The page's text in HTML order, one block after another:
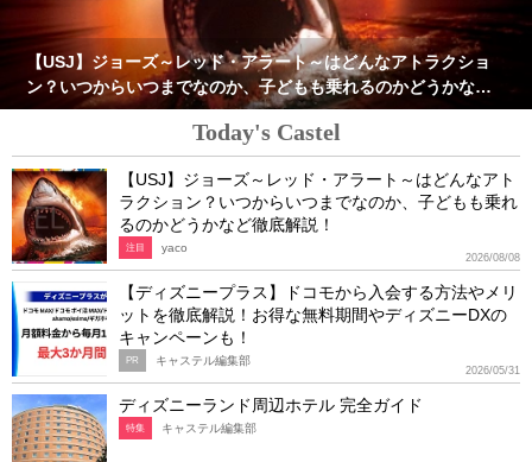
【USJ】ジョーズ～レッド・アラート～はどんなアトラクショ
ン？いつからいつまでなのか、子どもも乗れるのかどうかなど
徹底解説！
Today's Castel
【USJ】ジョーズ～レッド・アラート～はどんなアト
ラクション？いつからいつまでなのか、子どもも乗れ
るのかどうかなど徹底解説！
2026/08/08
注目 yaco
【ディズニープラス】ドコモから入会する方法やメリ
ットを徹底解説！お得な無料期間やディズニーDXの
キャンペーンも！
2026/05/31
PR キャステル編集部
ディズニーランド周辺ホテル 完全ガイド
特集 キャステル編集部